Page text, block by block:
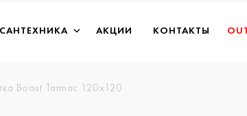
САНТЕХНИКА АКЦИИ КОНТАКТЫ
Boost Tarmac 120x120